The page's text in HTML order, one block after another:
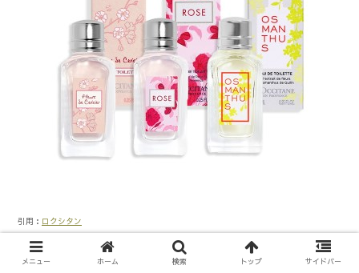
引用： ロクシタン
ロクシタンのチェリーブロッサムのこちらのようなセット商品
メニュー ホーム 検索 トップ サイドバー